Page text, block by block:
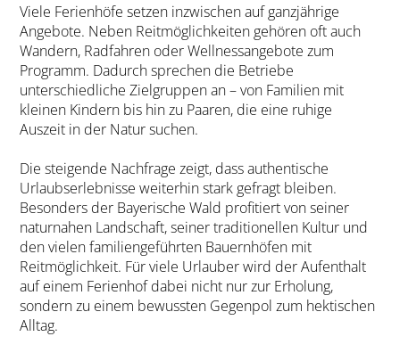
Viele Ferienhöfe setzen inzwischen auf ganzjährige
Angebote. Neben Reitmöglichkeiten gehören oft auch
Wandern, Radfahren oder Wellnessangebote zum
Programm. Dadurch sprechen die Betriebe
unterschiedliche Zielgruppen an – von Familien mit
kleinen Kindern bis hin zu Paaren, die eine ruhige
Auszeit in der Natur suchen.
Die steigende Nachfrage zeigt, dass authentische
Urlaubserlebnisse weiterhin stark gefragt bleiben.
Besonders der Bayerische Wald profitiert von seiner
naturnahen Landschaft, seiner traditionellen Kultur und
den vielen familiengeführten Bauernhöfen mit
Reitmöglichkeit. Für viele Urlauber wird der Aufenthalt
auf einem Ferienhof dabei nicht nur zur Erholung,
sondern zu einem bewussten Gegenpol zum hektischen
Alltag.